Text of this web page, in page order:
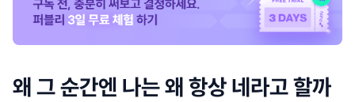
왜 그 순간엔 나는 왜 항상 네라고 할까